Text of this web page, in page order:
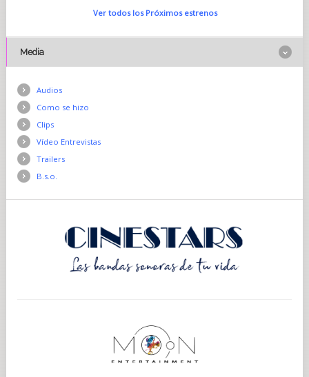
Ver todos los Próximos estrenos
Media
Audios
Como se hizo
Clips
Vídeo Entrevistas
Trailers
B.s.o.